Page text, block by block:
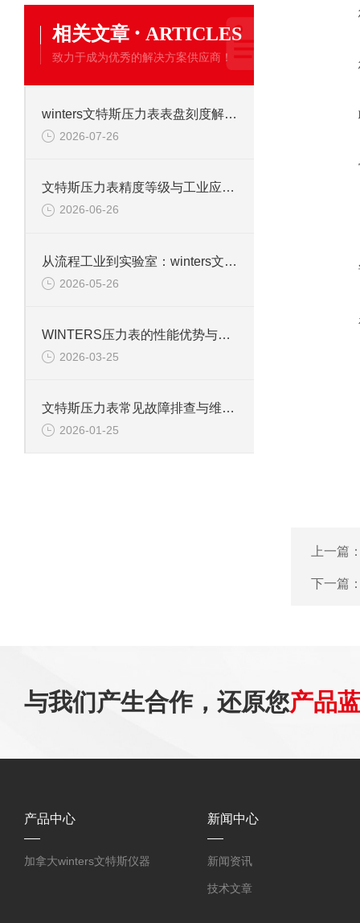
上一篇
下一篇
相关文章 · ARTICLES
致力于成为优秀的解决方案供应商！
winters文特斯压力表表盘刻度解读及现场安装注意事项
2026-07-26
文特斯压力表精度等级与工业应用场景解析
2026-06-26
从流程工业到实验室：winters文特斯压力表的多元应用场景
2026-05-26
WINTERS压力表的性能优势与行业适配性解析
2026-03-25
文特斯压力表常见故障排查与维护技巧
2026-01-25
与我们产生合作，还原您产品
产品中心
加拿大winters文特斯仪器
新闻中心
新闻资讯
技术文章